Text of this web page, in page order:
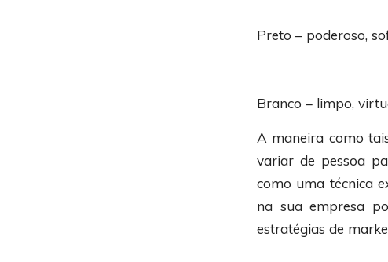
Preto – poderoso,
Branco – limpo,
A maneira como
variar de pessoa
como uma técnica
na sua empresa
estratégias de